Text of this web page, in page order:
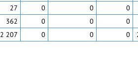
27 0 0 0
362 0 0 0
2 207 0 0 0